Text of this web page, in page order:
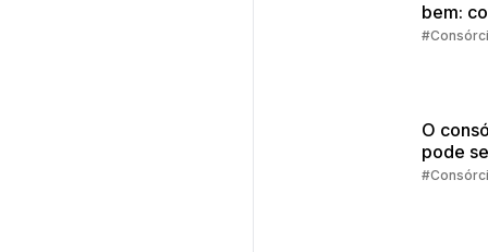
bem:
O
pode
melhor